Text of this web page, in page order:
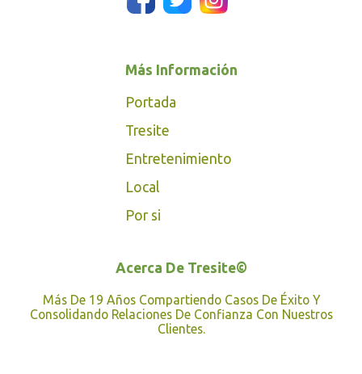
Más Información
Portada
Tresite
Entretenimiento
Local
Por si
Acerca De Tresite©
Más De 19 Años Compartiendo Casos De Éxito Y
Consolidando Relaciones De Confianza Con Nuestros
Clientes.